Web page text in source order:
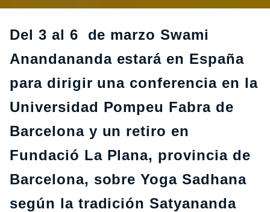
Del 3 al 6 de marzo Swami
Anandananda estará en España
para dirigir una conferencia en la
Universidad Pompeu Fabra de
Barcelona y un retiro en
Fundació La Plana, provincia de
Barcelona, sobre Yoga Sadhana
según la tradición Satyananda